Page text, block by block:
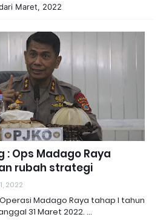
Maret, 2022
: Ops Madago Raya
rubah strategi
2022
Operasi Madago Raya tahap I tahun
31 Maret 2022. …